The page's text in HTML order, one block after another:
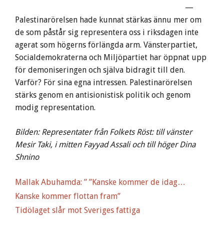
—
Palestinarörelsen hade kunnat stärkas ännu mer om
de som påstår sig representera oss i riksdagen inte
agerat som högerns förlängda arm. Vänsterpartiet,
Socialdemokraterna och Miljöpartiet har öppnat upp
för demoniseringen och själva bidragit till den.
Varför? För sina egna intressen. Palestinarörelsen
stärks genom en antisionistisk politik och genom
modig representation.
Bilden: Representater från Folkets Röst: till vänster
Mesir Taki, i mitten Fayyad Assali och till höger Dina
Shnino
Mallak Abuhamda: ” ”Kanske kommer de idag…
Kanske kommer flottan fram”
Tidölaget slår mot Sveriges fattiga